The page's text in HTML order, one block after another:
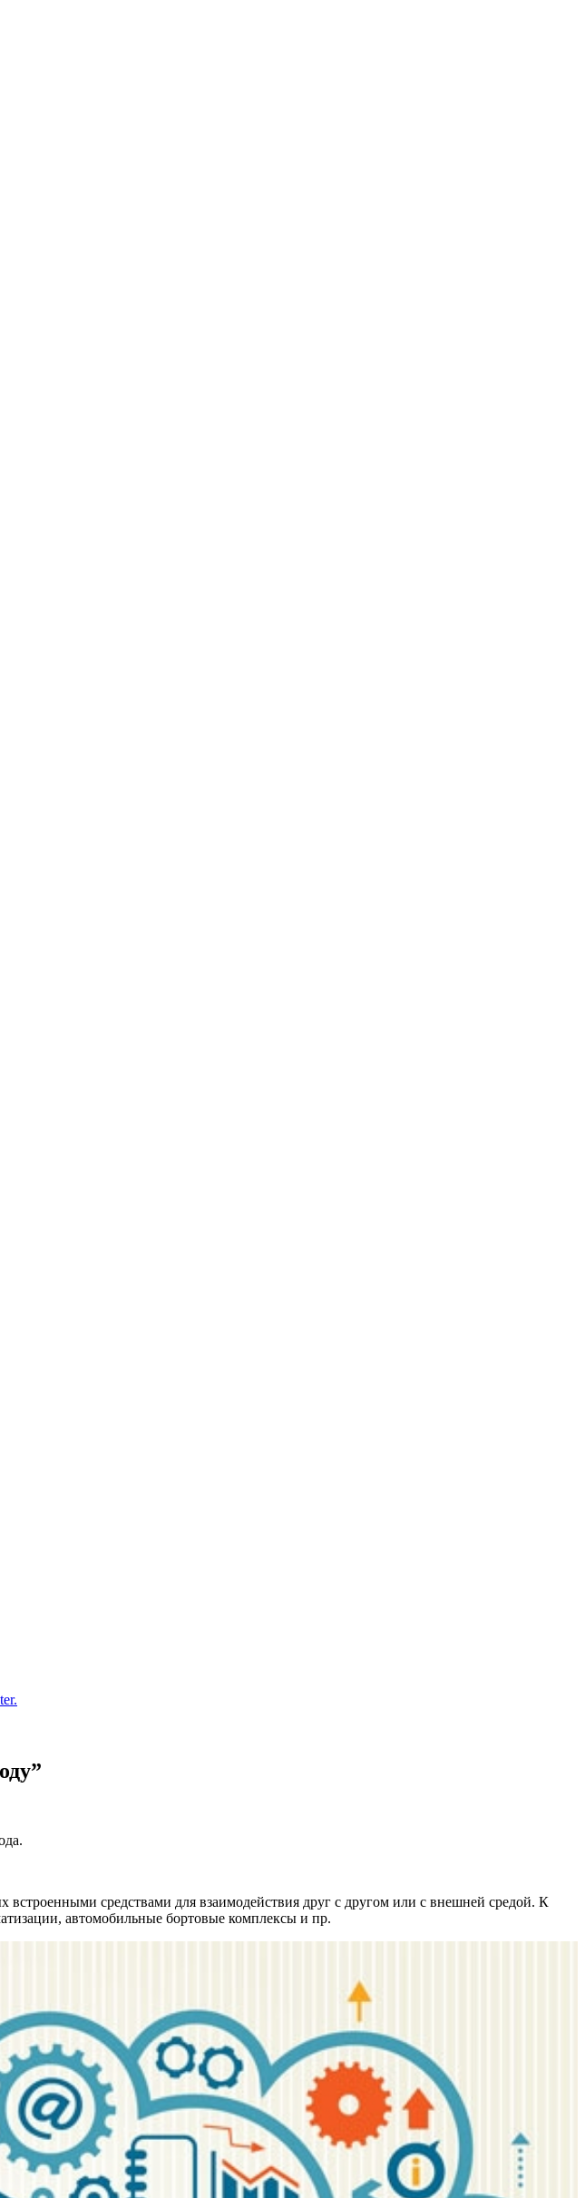
средствами для взаимодействия друг с другом или с внешней средой. К
автомобильные бортовые комплексы и пр.